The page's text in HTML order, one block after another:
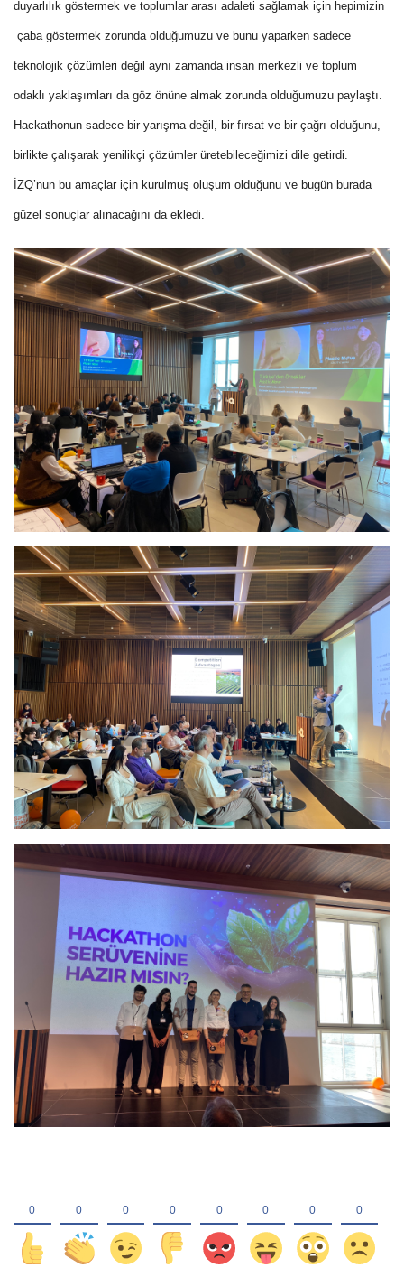
duyarlılık göstermek ve toplumlar arası adaleti sağlamak için hepimizin
çaba göstermek zorunda olduğumuzu ve bunu yaparken sadece
teknolojik çözümleri değil aynı zamanda insan merkezli ve toplum
odaklı yaklaşımları da göz önüne almak zorunda olduğumuzu paylaştı.
Hackathonun sadece bir yarışma değil, bir fırsat ve bir çağrı olduğunu,
birlikte çalışarak yenilikçi çözümler üretebileceğimizi dile getirdi.
İZQ’nun bu amaçlar için kurulmuş oluşum olduğunu ve bugün burada
güzel sonuçlar alınacağını da ekledi.